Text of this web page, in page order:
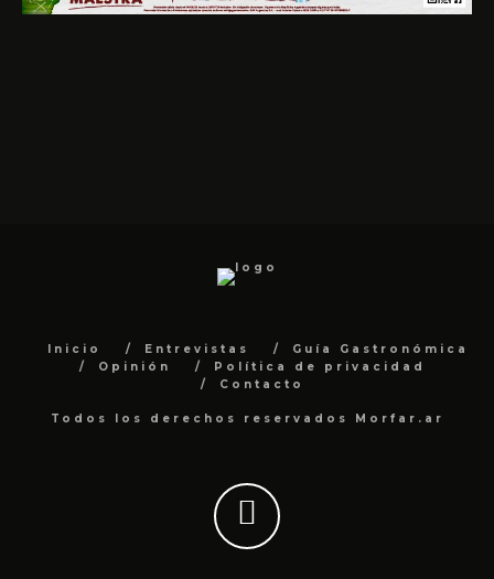
Inicio Entrevistas
Guía Gastronómica
Opinión
Política de privacidad
Contacto
Todos los derechos reservados Morfar.ar